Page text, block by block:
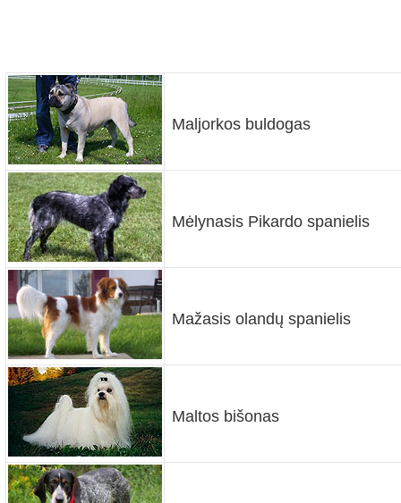
Maljorkos buldogas
Mėlynasis Pikardo spanielis
Mažasis olandų spanielis
Maltos bišonas